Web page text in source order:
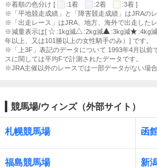
※着順の色分け [
:1着 :2着
:3着 ]
※「平地競走成績」と「障害競走成績」はJRAのレ
※「出走レース」はJRA、地方、海外で出走した
※減量表示は[
:1kg減 :2kg減 :3kg減 :4kg
年以上、又は101勝以上の女性騎手のみ）] です。
※「上3F」表記のデータについて 1993年4月以前
スに関しては平均Fで計測されたデータです。
※JRA主催以外のレースでは一部データがない場合
競馬場/ウィンズ（外部サイト）
札幌競馬場 函
福島競馬場 新